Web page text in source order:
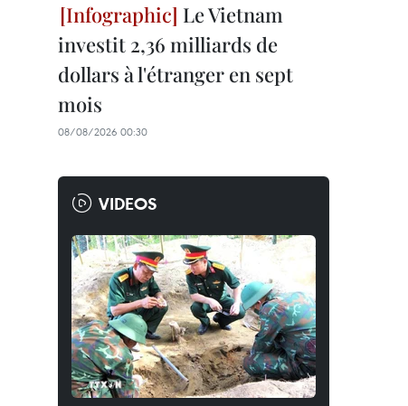
Le Vietnam
investit 2,36 milliards de
dollars à l'étranger en sept
mois
08/08/2026 00:30
VIDEOS